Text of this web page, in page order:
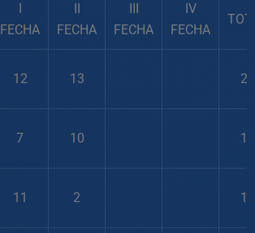
I
FECHA
II
FECHA
III
FECHA
IV
FECHA
12 13 25
7 10 17
11 2 13